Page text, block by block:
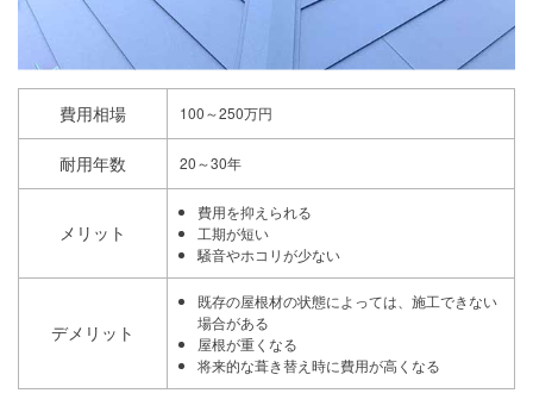
費用相場 100～250万円
耐用年数 20～30年
メリット
費用を抑えられる
工期が短い
騒音やホコリが少ない
デメリット
既存の屋根材の状態によっては、施工できない
場合がある
屋根が重くなる
将来的な葺き替え時に費用が高くなる